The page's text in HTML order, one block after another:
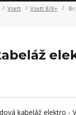
Vsett Vsett 8/8+